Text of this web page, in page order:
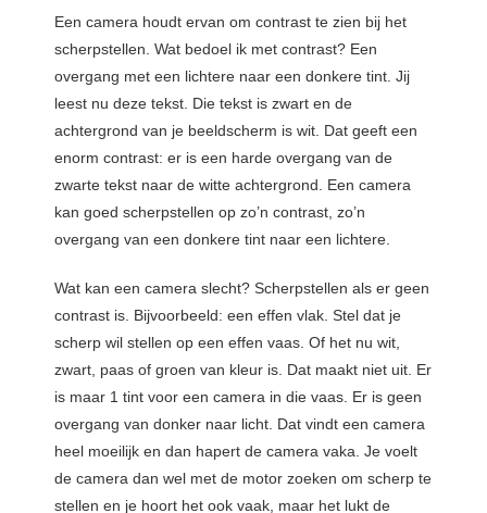
Een camera houdt ervan om contrast te zien bij het
scherpstellen. Wat bedoel ik met contrast? Een
overgang met een lichtere naar een donkere tint. Jij
leest nu deze tekst. Die tekst is zwart en de
achtergrond van je beeldscherm is wit. Dat geeft een
enorm contrast: er is een harde overgang van de
zwarte tekst naar de witte achtergrond. Een camera
kan goed scherpstellen op zo’n contrast, zo’n
overgang van een donkere tint naar een lichtere.
Wat kan een camera slecht? Scherpstellen als er geen
contrast is. Bijvoorbeeld: een effen vlak. Stel dat je
scherp wil stellen op een effen vaas. Of het nu wit,
zwart, paas of groen van kleur is. Dat maakt niet uit. Er
is maar 1 tint voor een camera in die vaas. Er is geen
overgang van donker naar licht. Dat vindt een camera
heel moeilijk en dan hapert de camera vaka. Je voelt
de camera dan wel met de motor zoeken om scherp te
stellen en je hoort het ook vaak, maar het lukt de